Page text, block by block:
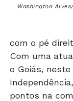
Washington
com o pé
Com uma
o Goiás,
pontos na